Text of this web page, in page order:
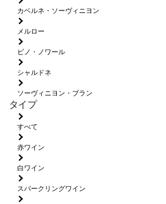
カベルネ・ソーヴィニヨン
メルロー
ピノ・ノワール
シャルドネ
ソーヴィニヨン・ブラン
タイプ
すべて
赤ワイン
白ワイン
スパークリングワイン